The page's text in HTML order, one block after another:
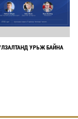
УРЬЖ БАЙНА